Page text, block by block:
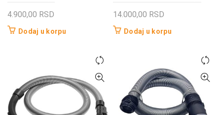
4.900,00 RSD
Dodaj u korpu
14.000,00 RSD
Dodaj u korpu